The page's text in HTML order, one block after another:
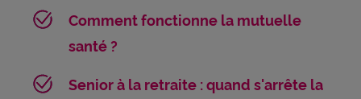
Comment fonctionne la mutuelle
santé ?
Senior à la retraite : quand s'arrête la